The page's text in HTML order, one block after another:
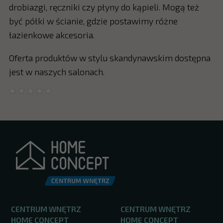
drobiazgi, ręczniki czy płyny do kąpieli. Mogą też
być półki w ścianie, gdzie postawimy różne
łazienkowe akcesoria.
Oferta produktów w stylu skandynawskim dostępna
jest w naszych salonach.
CENTRUM WNĘTRZ
HOME CONCEPT
CENTRUM WNĘTRZ
HOME CONCEPT